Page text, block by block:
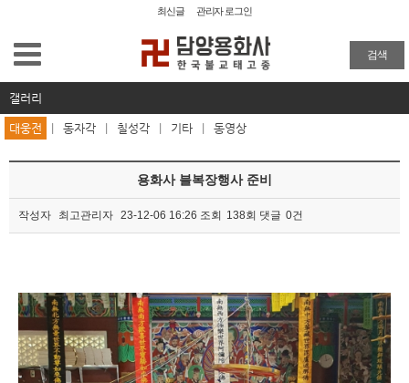
용화사 소개
사찰탐방
사찰소식
해동율맥
갤러리
대웅전
최신글 관리자 로그인
검색
갤러리
대웅전 동자각 칠성각 기타 동영상
용화사 블복장행사 준비
작성자 최고관리자 23-12-06 16:26 조회 138회 댓글 0건